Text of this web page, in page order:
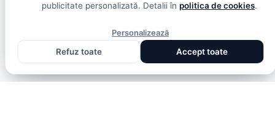
publicitate personalizată. Detalii în politica de cookies.
Personalizează
Refuz toate
Accept toate